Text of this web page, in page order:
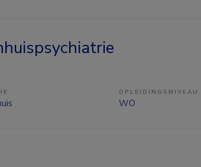
OPLEIDINGSNIVEAU
WO